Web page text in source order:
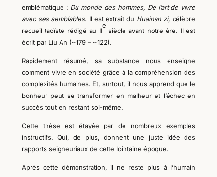
emblématique : Du monde des hommes, De l’art de vivre
avec ses semblables. Il est extrait du Huainan zi, célèbre
recueil taoïste rédigé au II
e
siècle avant notre ère. Il est
écrit par Liu An (~179 – ~122).
Rapidement résumé, sa substance nousenseigne
comment vivre en société grâce àla compréhension des
complexités humaines. Et, surtout, il nousapprend que le
bonheur peut se transformer en malheur et l’échec en
succès tout en restant soi-même.
Cette thèse est étayée par de nombreux exemples
instructifs. Qui,de plus, donnent une juste idée des
rapports seigneuriaux de cette lointaine époque.
Après cette démonstration, il ne reste plus à l’humain